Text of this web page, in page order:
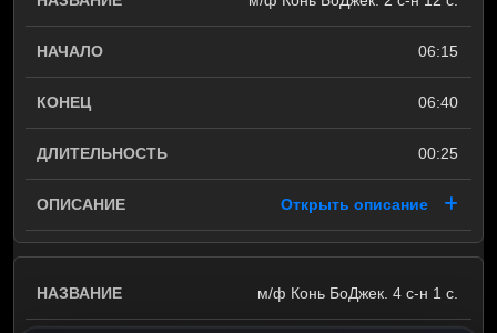
06:15
06:40
00:25
Открыть описание
м/ф Конь БоДжек. 4 с-н 1 с.